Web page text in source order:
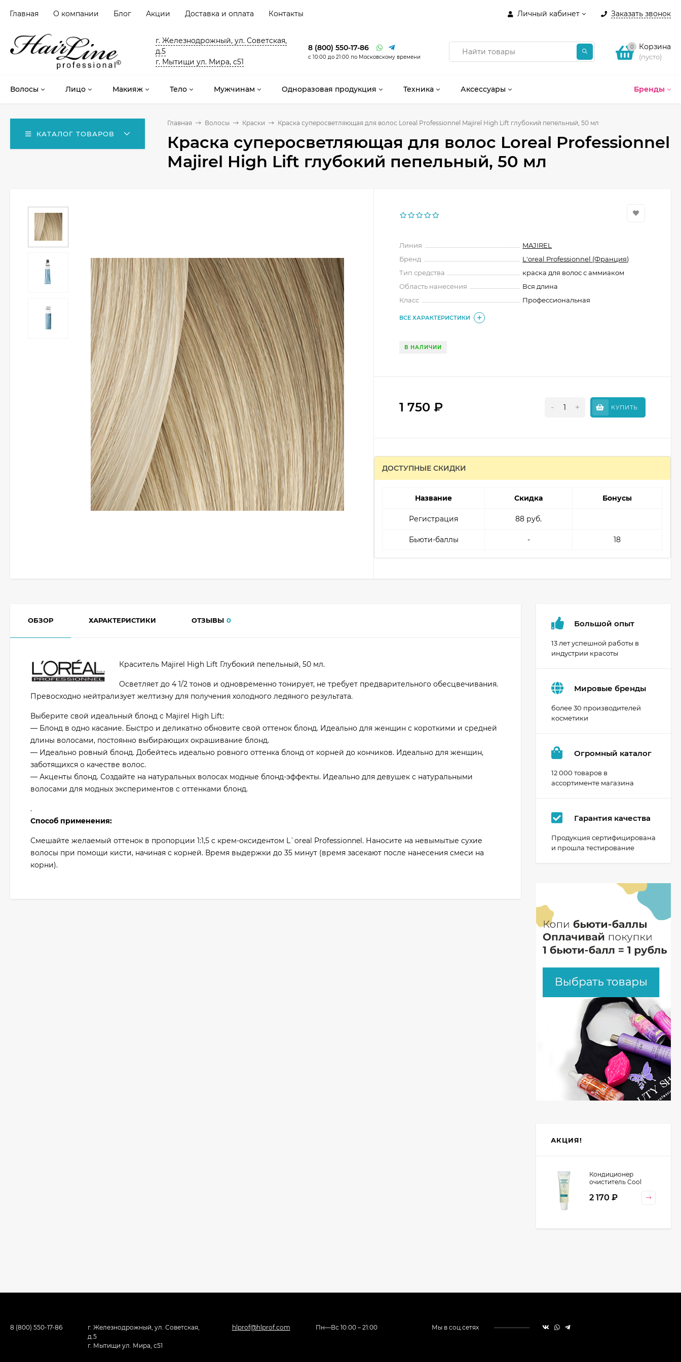
Личный кабинет Заказать звонок
Главная О компании Блог Акции Доставка и оплата Контакты
г. Железнодрожный, ул. Советская,
д.5
г. Мытищи ул. Мира, с51
8 (800) 550-17-86
с 10:00 до 21:00 по Московскому времени
0 Корзина
(пусто)
Бренды
Волосы Лицо Макияж Тело Мужчинам Одноразовая продукция Техника Аксессуары
КАТАЛОГ ТОВАРОВ
Главная Волосы Краски Краска суперосветляющая для волос Loreal Professionnel Majirel High Lift глубокий пепельный, 50 мл
Краска суперосветляющая для волос Loreal Professionnel
Majirel High Lift глубокий пепельный, 50 мл
Линия
MAJIREL
Бренд
L'oreal Professionnel (Франция)
Тип средства
краска для волос с аммиаком
Область нанесения
Вся длина
Класс
Профессиональная
ВСЕ ХАРАКТЕРИСТИКИ
В НАЛИЧИИ
1 750₽ - + КУПИТЬ
ДОСТУПНЫЕ СКИДКИ
Название Скидка Бонусы
Регистрация 88 руб.
Бьюти-баллы - 18
ОБЗОР ХАРАКТЕРИСТИКИ ОТЗЫВЫ 0
Краситель Majirel High Lift Глубокий пепельный, 50 мл.
Осветляет до 4 1/2 тонов и одновременно тонирует, не требует предварительного обесцвечивания.
Превосходно нейтрализует желтизну для получения холодного ледяного результата.
Выберите свой идеальный блонд с Majirel High Lift:
— Блонд в одно касание. Быстро и деликатно обновите свой оттенок блонд. Идеально для женщин с короткими и средней
длины волосами, постоянно выбирающих окрашивание блонд.
— Идеально ровный блонд. Добейтесь идеально ровного оттенка блонд от корней до кончиков. Идеально для женщин,
заботящихся о качестве волос.
— Акценты блонд. Создайте на натуральных волосах модные блонд-эффекты. Идеально для девушек с натуральными
волосами для модных экспериментов с оттенками блонд.
.
Способ применения:
Смешайте желаемый оттенок в пропорции 1:1,5 с крем-оксидентом L`oreal Professionnel. Наносите на невымытые сухие
волосы при помощи кисти, начиная с корней. Время выдержки до 35 минут (время засекают после нанесения смеси на
корни).
Большой опыт
13 лет успешной работы в
индустрии красоты
Мировые бренды
более 30 производителей
косметики
Огромный каталог
12 000 товаров в
ассортименте магазина
Гарантия качества
Продукция сертифицирована
и прошла тестирование
АКЦИЯ!
Кондиционер
очиститель Cool
Cosmetics, 130 гр
2 170 ₽
8 (800) 550-17-86
г. Железнодрожный, ул. Советская,
д.5
г. Мытищи ул. Мира, с51
hlprof@hlprof.com Пн—Вс 10:00 – 21:00 Мы в соц.сетях